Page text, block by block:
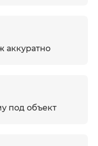
аккуратно
под объект